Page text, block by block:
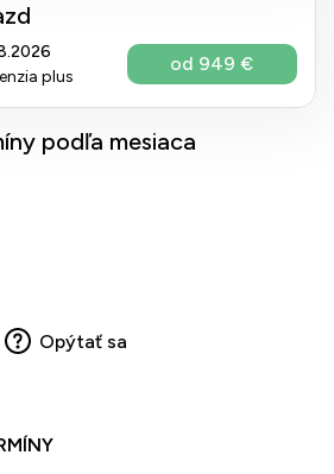
plus
od 949 €
podľa mesiaca
Opýtať sa